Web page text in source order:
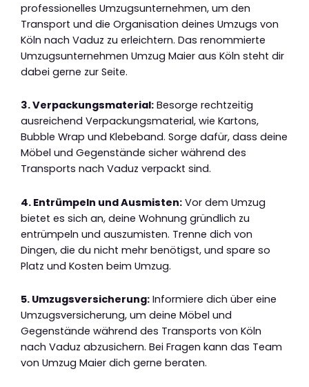
professionelles Umzugsunternehmen, um den
Transport und die Organisation deines Umzugs von
Köln nach Vaduz zu erleichtern. Das renommierte
Umzugsunternehmen Umzug Maier aus Köln steht dir
dabei gerne zur Seite.
3. Verpackungsmaterial: Besorge rechtzeitig
ausreichend Verpackungsmaterial, wie Kartons,
Bubble Wrap und Klebeband. Sorge dafür, dass deine
Möbel und Gegenstände sicher während des
Transports nach Vaduz verpackt sind.
4. Entrümpeln und Ausmisten: Vor dem Umzug
bietet es sich an, deine Wohnung gründlich zu
entrümpeln und auszumisten. Trenne dich von
Dingen, die du nicht mehr benötigst, und spare so
Platz und Kosten beim Umzug.
5. Umzugsversicherung: Informiere dich über eine
Umzugsversicherung, um deine Möbel und
Gegenstände während des Transports von Köln
nach Vaduz abzusichern. Bei Fragen kann das Team
von Umzug Maier dich gerne beraten.